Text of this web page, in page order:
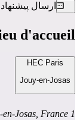
ارسال
d'accueil
HEC Paris
Jouy-en-Josas
1 Rue de la Libération, 78350 Jouy-en-Josas, France